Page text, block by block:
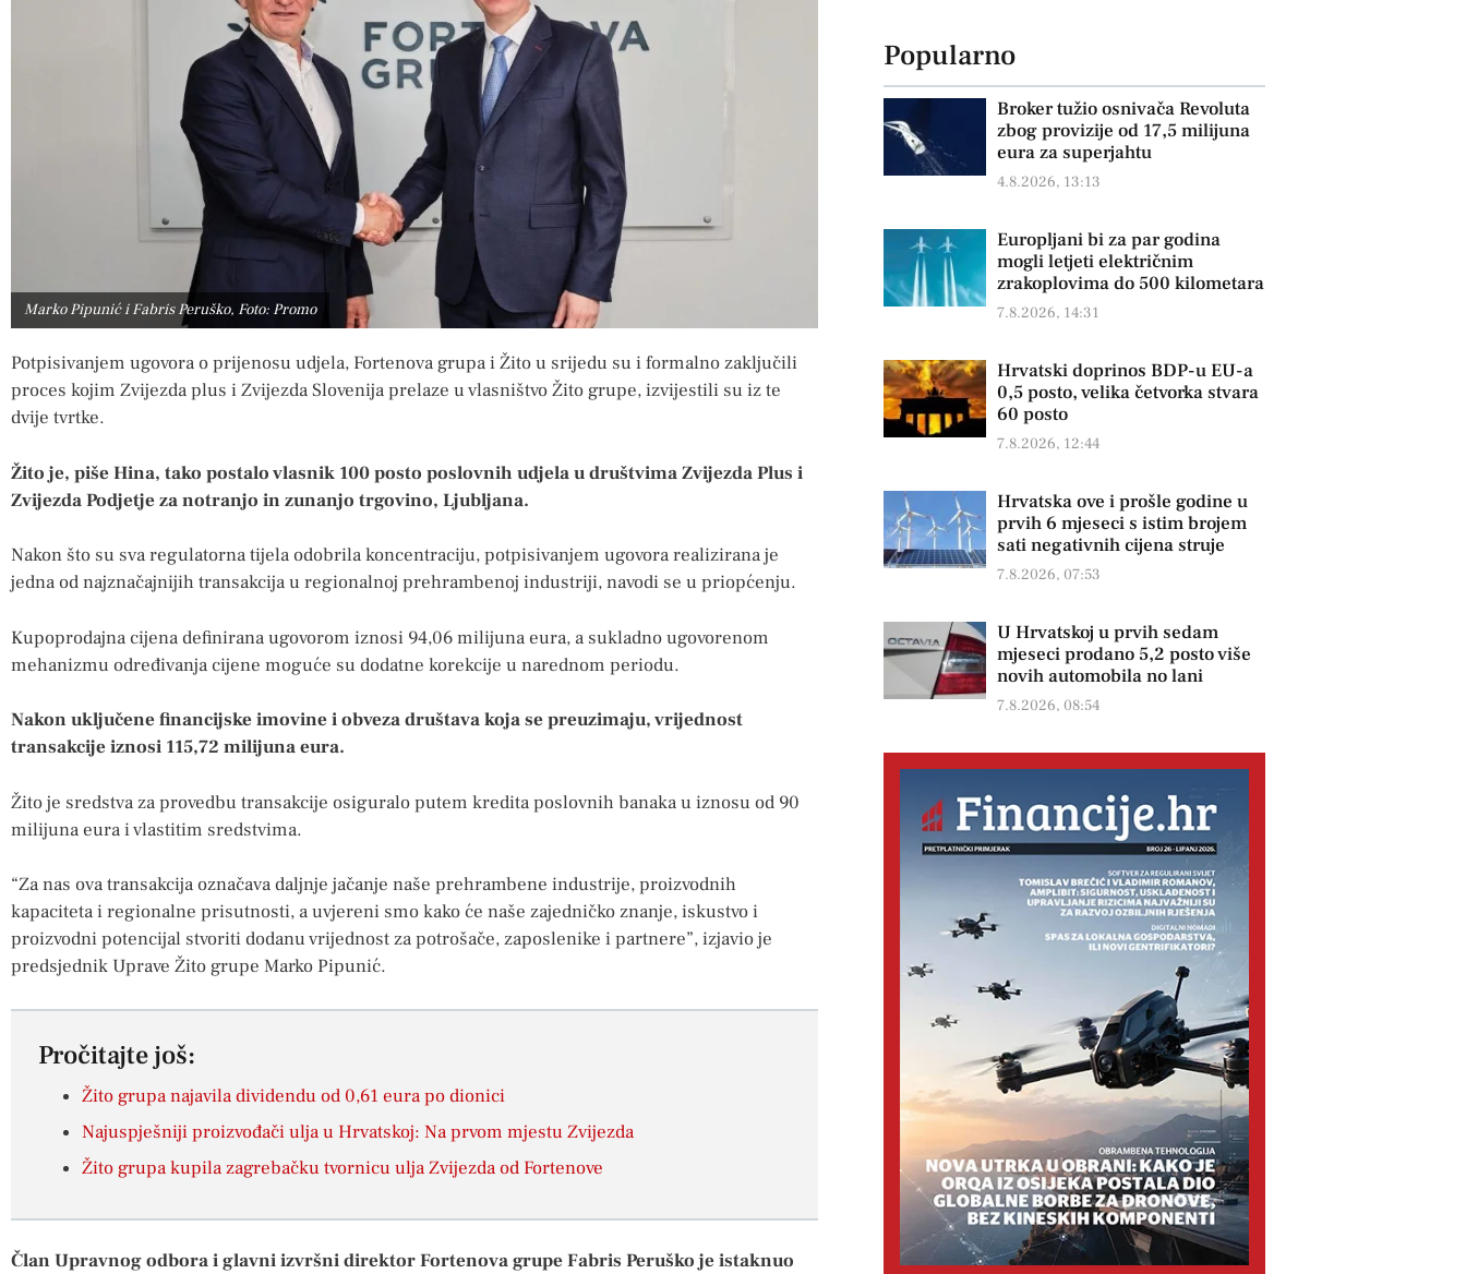
Marko Pipunić i Fabris Peruško, Foto: Promo
Potpisivanjem ugovora o prijenosu udjela, Fortenova grupa i Žito u srijedu su i formalno zaključili
proces kojim Zvijezda plus i Zvijezda Slovenija prelaze u vlasništvo Žito grupe, izvijestili su iz te
dvije tvrtke.
Žito je, piše Hina, tako postalo vlasnik 100 posto poslovnih udjela u društvima Zvijezda Plus i
Zvijezda Podjetje za notranjo in zunanjo trgovino, Ljubljana.
Nakon što su sva regulatorna tijela odobrila koncentraciju, potpisivanjem ugovora realizirana je
jedna od najznačajnijih transakcija u regionalnoj prehrambenoj industriji, navodi se u priopćenju.
Kupoprodajna cijena definirana ugovorom iznosi 94,06 milijuna eura, a sukladno ugovorenom
mehanizmu određivanja cijene moguće su dodatne korekcije u narednom periodu.
Nakon uključene financijske imovine i obveza društava koja se preuzimaju, vrijednost
transakcije iznosi 115,72 milijuna eura.
Žito je sredstva za provedbu transakcije osiguralo putem kredita poslovnih banaka u iznosu od 90
milijuna eura i vlastitim sredstvima.
“Za nas ova transakcija označava daljnje jačanje naše prehrambene industrije, proizvodnih
kapaciteta i regionalne prisutnosti, a uvjereni smo kako će naše zajedničko znanje, iskustvo i
proizvodni potencijal stvoriti dodanu vrijednost za potrošače, zaposlenike i partnere”, izjavio je
predsjednik Uprave Žito grupe Marko Pipunić.
Pročitajte još:
Žito grupa najavila dividendu od 0,61 eura po dionici
Najuspješniji proizvođači ulja u Hrvatskoj: Na prvom mjestu Zvijezda
Žito grupa kupila zagrebačku tvornicu ulja Zvijezda od Fortenove
Član Upravnog odbora i glavni izvršni direktor Fortenova grupe Fabris Peruško je istaknuo
Popularno
Broker tužio osnivača Revoluta
zbog provizije od 17,5 milijuna
eura za superjahtu
4.8.2026, 13:13
Europljani bi za par godina
mogli letjeti električnim
zrakoplovima do 500 kilometara
7.8.2026, 14:31
Hrvatski doprinos BDP-u EU-a
0,5 posto, velika četvorka stvara
60 posto
7.8.2026, 12:44
Hrvatska ove i prošle godine u
prvih 6 mjeseci s istim brojem
sati negativnih cijena struje
7.8.2026, 07:53
U Hrvatskoj u prvih sedam
mjeseci prodano 5,2 posto više
novih automobila no lani
7.8.2026, 08:54